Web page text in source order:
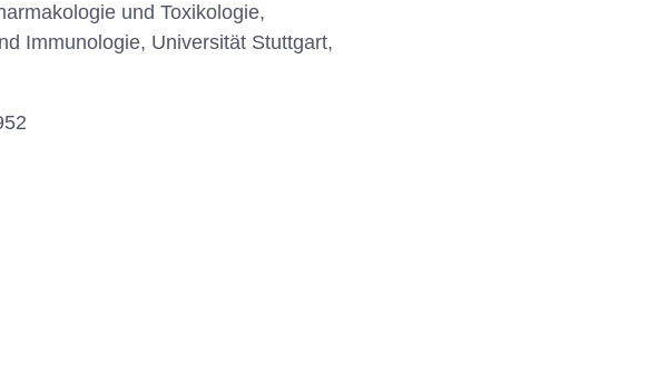
und Toxikologie,
Immunologie, Universität Stuttgart,